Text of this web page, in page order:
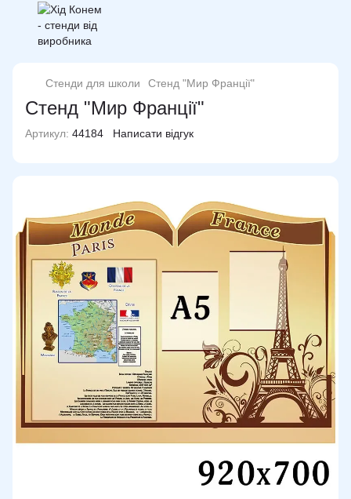
Стенди для школи Стенд "Мир Франції"
Стенд "Мир Франції"
Артикул: 44184 Написати відгук